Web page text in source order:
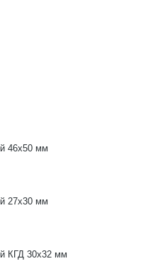
46х50 мм
27х30 мм
КГД 30х32 мм